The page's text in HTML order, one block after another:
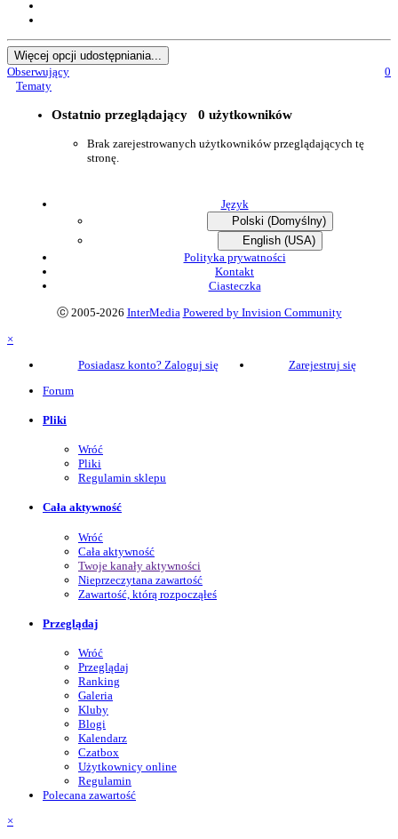
Więcej opcji udostępniania...
Obserwujący
0
Tematy
Ostatnio przeglądający 0 użytkowników
Brak zarejestrowanych użytkowników przeglądających tę
stronę.
Język
Polski (Domyślny)
English (USA)
Polityka prywatności
Kontakt
Ciasteczka
ⓒ 2005-2026 InterMedia Powered by Invision Community
×
Posiadasz konto? Zaloguj się
Zarejestruj się
Forum
Pliki
Wróć
Pliki
Regulamin sklepu
Cała aktywność
Wróć
Cała aktywność
Twoje kanały aktywności
Nieprzeczytana zawartość
Zawartość, którą rozpocząłeś
Przeglądaj
Wróć
Przeglądaj
Ranking
Galeria
Kluby
Blogi
Kalendarz
Czatbox
Użytkownicy online
Regulamin
Polecana zawartość
×